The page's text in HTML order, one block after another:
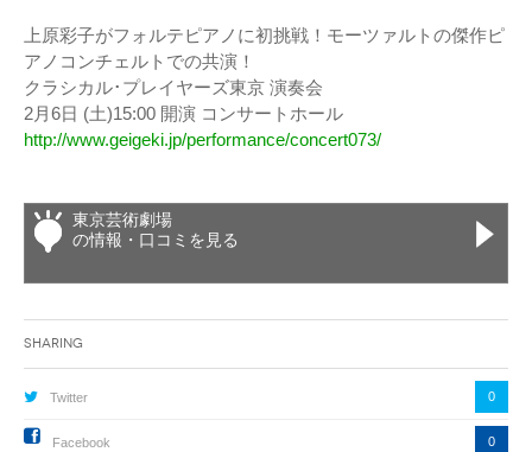
上原彩子がフォルテピアノに初挑戦！モーツァルトの傑作ピ
アノコンチェルトでの共演！
クラシカル･プレイヤーズ東京 演奏会
2月6日 (土)15:00 開演 コンサートホール
http://www.geigeki.jp/performance/concert073/
東京芸術劇場
の情報・口コミを見る
Sharing
Twitter 0
Facebook 0